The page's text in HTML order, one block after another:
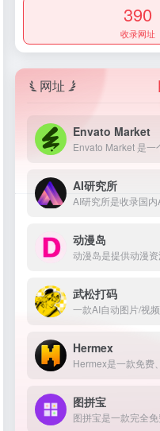
390
收录网址
网址
Envato Market
AI研究所
动漫岛
武松打码
Hermex
图拼宝